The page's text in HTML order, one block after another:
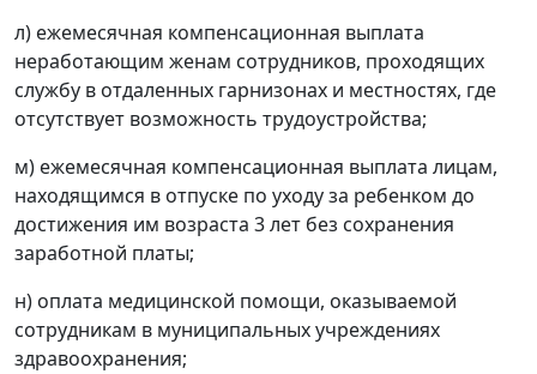
л) ежемесячная компенсационная выплата
неработающим женам сотрудников, проходящих
службу в отдаленных гарнизонах и местностях, где
отсутствует возможность трудоустройства;
м) ежемесячная компенсационная выплата лицам,
находящимся в отпуске по уходу за ребенком до
достижения им возраста 3 лет без сохранения
заработной платы;
н) оплата медицинской помощи, оказываемой
сотрудникам в муниципальных учреждениях
здравоохранения;